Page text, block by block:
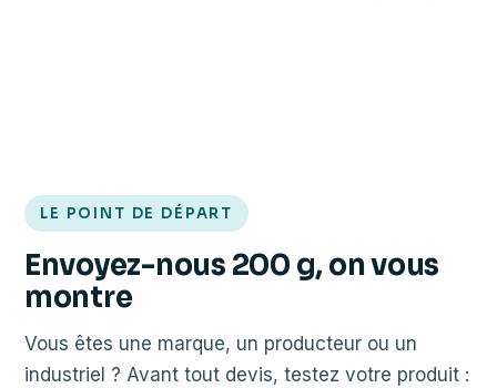
LE POINT DE DÉPART
Envoyez-nous 200 g, on vous
montre
Vous êtes une marque, un producteur ou un
industriel ? Avant tout devis, testez votre produit :